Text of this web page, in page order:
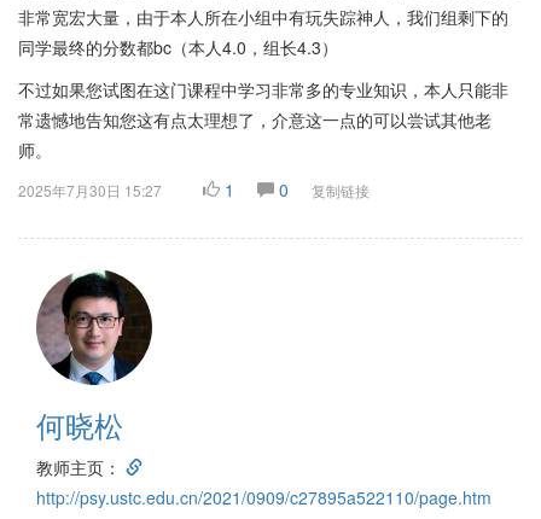
非常宽宏大量，由于本人所在小组中有玩失踪神人，我们组剩下的
同学最终的分数都bc（本人4.0，组长4.3）
不过如果您试图在这门课程中学习非常多的专业知识，本人只能非
常遗憾地告知您这有点太理想了，介意这一点的可以尝试其他老
师。
2025年7月30日 15:27 1 0 复制链接
何晓松
教师主页：
http://psy.ustc.edu.cn/2021/0909/c27895a522110/page.htm